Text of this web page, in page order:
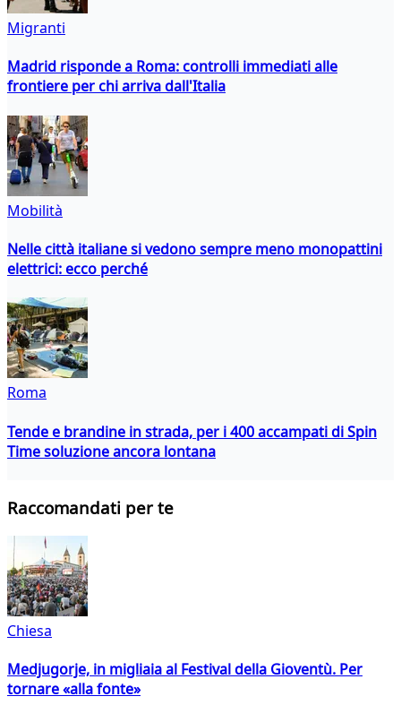
Migranti
Madrid risponde a Roma: controlli immediati alle
frontiere per chi arriva dall'Italia
Mobilità
Nelle città italiane si vedono sempre meno monopattini
elettrici: ecco perché
Roma
Tende e brandine in strada, per i 400 accampati di Spin
Time soluzione ancora lontana
Raccomandati per te
Chiesa
Medjugorje, in migliaia al Festival della Gioventù. Per
tornare «alla fonte»